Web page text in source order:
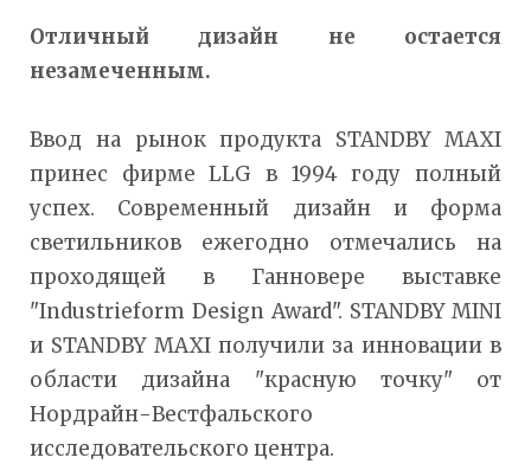
Отличный дизайн не остается
незамеченным.
Ввод на рынок продукта STANDBY MAXI
принес фирме LLG в 1994 году полный
успех. Современный дизайн и форма
светильников ежегодно отмечались на
проходящей в Ганновере выставке
"Industrieform Design Award". STANDBY MINI
и STANDBY MAXI получили за инновации в
области дизайна "красную точку" от
Нордрайн-Вестфальского
исследовательского центра.